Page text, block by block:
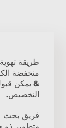
طريقة تهوية
منخفضة
& يمكن
التخصيص.
فريق بحث
وتطوير ذو